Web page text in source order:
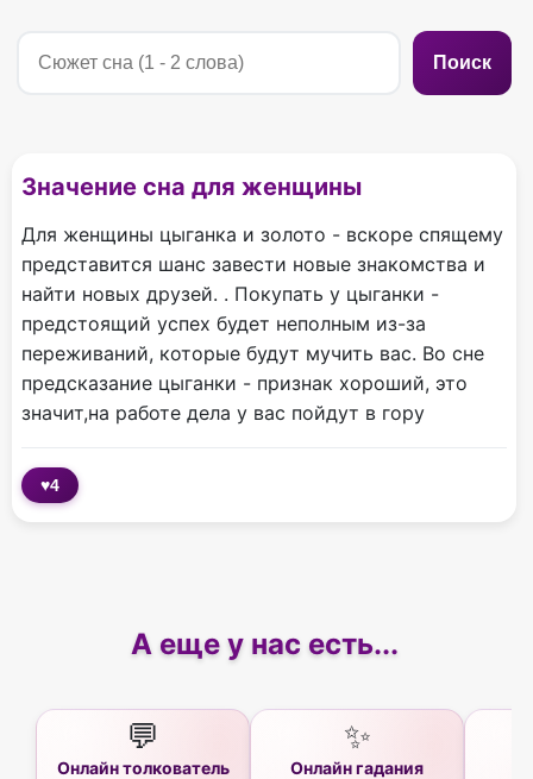
Поиск
Значение сна для женщины
Для женщины цыганка и золото - вскоре спящему
представится шанс завести новые знакомства и
найти новых друзей. . Покупать у цыганки -
предстоящий успех будет неполным из-за
переживаний, которые будут мучить вас. Во сне
предсказание цыганки - признак хороший, это
значит,на работе дела у вас пойдут в гору
♥4
А еще у нас есть...
💬
Онлайн толкователь
✨
Онлайн гадания